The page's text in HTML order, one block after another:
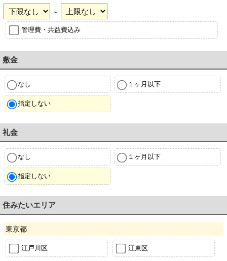
～
管理費・共益費込み
敷金
なし １ヶ月以下
指定しない
礼金
なし １ヶ月以下
指定しない
住みたいエリア
東京都
江戸川区 江東区